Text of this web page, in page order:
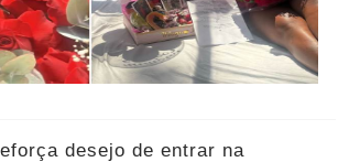
desejo de entrar na